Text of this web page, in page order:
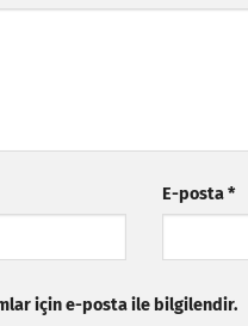
E-posta*
için e-posta ile bilgilendir.